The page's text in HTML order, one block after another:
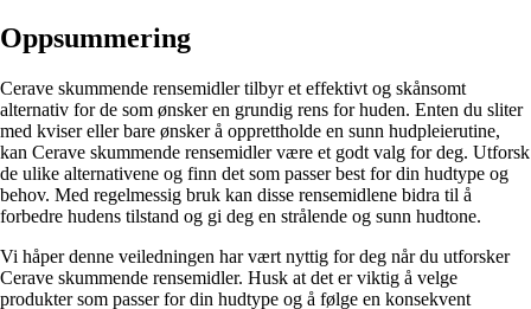
Oppsummering
Cerave skummende rensemidler tilbyr et effektivt og skånsomt
alternativ for de som ønsker en grundig rens for huden. Enten du sliter
med kviser eller bare ønsker å opprettholde en sunn hudpleierutine,
kan Cerave skummende rensemidler være et godt valg for deg. Utforsk
de ulike alternativene og finn det som passer best for din hudtype og
behov. Med regelmessig bruk kan disse rensemidlene bidra til å
forbedre hudens tilstand og gi deg en strålende og sunn hudtone.
Vi håper denne veiledningen har vært nyttig for deg når du utforsker
Cerave skummende rensemidler. Husk at det er viktig å velge
produkter som passer for din hudtype og å følge en konsekvent